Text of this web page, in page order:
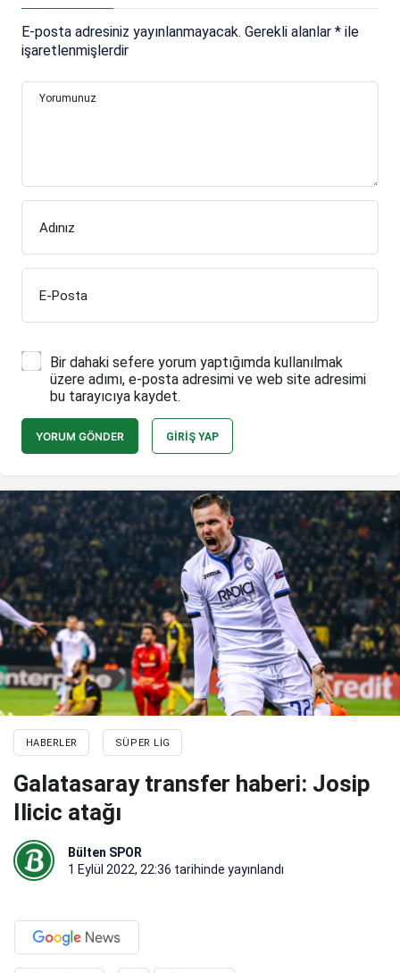
E-posta adresiniz yayınlanmayacak. Gerekli alanlar * ile
işaretlenmişlerdir
Yorumunuz
Adınız
E-Posta
Bir dahaki sefere yorum yaptığımda kullanılmak
üzere adımı, e-posta adresimi ve web site adresimi
bu tarayıcıya kaydet.
YORUM GÖNDER GIRIŞ YAP
HABERLER SÜPER LIG
Galatasaray transfer haberi: Josip
Ilicic atağı
Bülten SPOR
1 Eylül 2022, 22:36 tarihinde yayınlandı